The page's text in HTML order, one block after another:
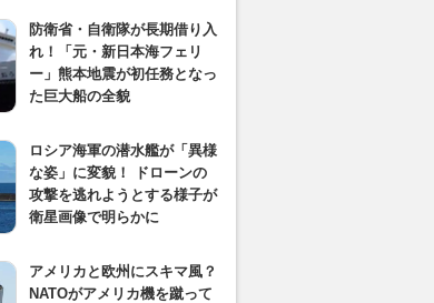
防衛省・自衛隊が長期借り入
れ！「元・新日本海フェリ
ー」熊本地震が初任務となっ
た巨大船の全貌
ロシア海軍の潜水艦が「異様
な姿」に変貌！ ドローンの
攻撃を逃れようとする様子が
衛星画像で明らかに
アメリカと欧州にスキマ風？
NATOがアメリカ機を蹴って